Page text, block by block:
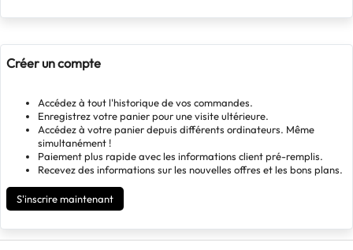
Créer un compte
Accédez à tout l'historique de vos commandes.
Enregistrez votre panier pour une visite ultérieure.
Accédez à votre panier depuis différents ordinateurs. Même
simultanément !
Paiement plus rapide avec les informations client pré-remplis.
Recevez des informations sur les nouvelles offres et les bons plans.
S'inscrire maintenant